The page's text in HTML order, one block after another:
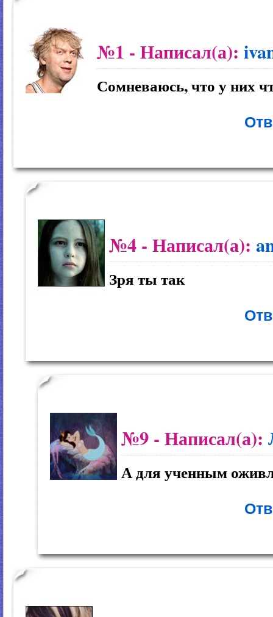
№1 - Написал(а):
Сомневаюсь, что у них
№4 - Написал(а):
Зря ты так
№9 - Написал(а):
А для ученным